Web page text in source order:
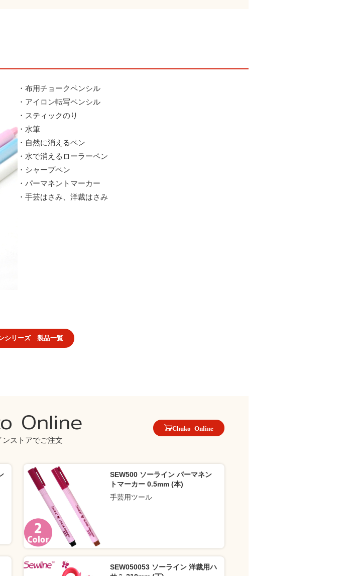
・布用チョークペンシル
・アイロン転写ペンシル
・スティックのり
・水筆
・自然に消えるペン
・水で消えるローラーペン
・シャープペン
・パーマネントマーカー
・手芸はさみ、洋裁はさみ
シリーズ 製品一覧
Online
ンストアでご注文
Chuko Online
SEW500 ソーライン パーマネン
トマーカー 0.5mm (本)
手芸用ツール
SEW050053 ソーライン 洋裁用ハ